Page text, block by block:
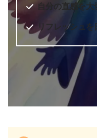
自分の直感を大
リフレッシュを